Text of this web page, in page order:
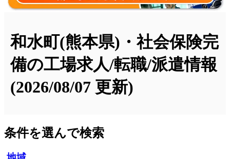
和水町(熊本県)・社会保険完
備の工場求人/転職/派遣情報
(2026/08/07 更新)
条件を選んで検索